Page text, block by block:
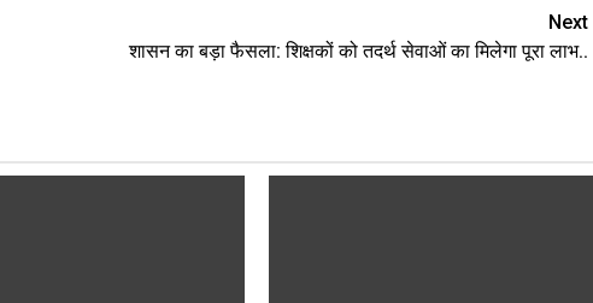
Next
शासन का बड़ा फैसला: शिक्षकों को तदर्थ सेवाओं का मिलेगा पूरा लाभ..